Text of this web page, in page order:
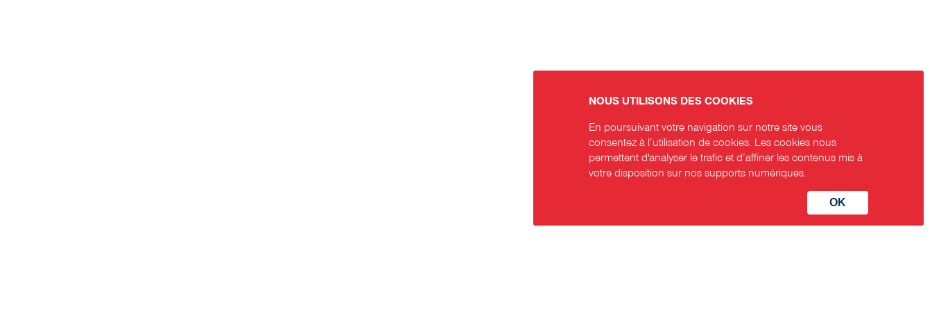
NOUS UTILISONS DES COOKIES
En poursuivant votre navigation sur notre site vous
consentez à l’utilisation de cookies. Les cookies nous
permettent d'analyser le trafic et d’affiner les contenus mis à
votre disposition sur nos supports numériques.